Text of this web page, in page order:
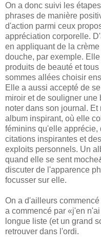
On a donc suivi les
phrases de manière
d'action parmi ceux
appréciation corporelle.
en appliquant de la
douche, par exemple.
produits de beauté et
sommes allées choisir
Elle a aussi accepté de
miroir et de souligner
noter dans son journal.
album inspirant, où elle
féminins qu'elle
citations inspirantes et
exploits personnels. Un
quand elle se sent
discuter de l'apparence
focusser sur elle.
On a d'ailleurs
a commencé par «j'en
longue liste (et un grand
retrouver dans l'ordi.